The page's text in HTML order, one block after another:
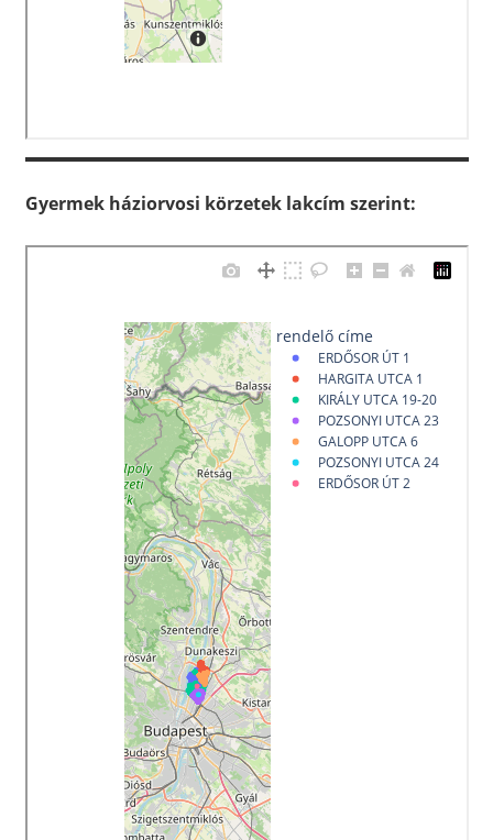
Gyermek háziorvosi körzetek lakcím szerint: